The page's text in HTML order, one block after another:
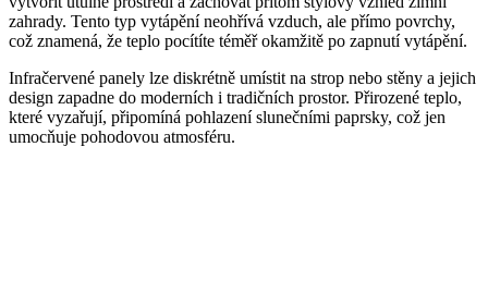
zahrady. Tento typ vytápění neohřívá vzduch, ale přímo povrchy,
což znamená, že teplo pocítíte téměř okamžitě po zapnutí vytápění.
Infračervené panely lze diskrétně umístit na strop nebo stěny a jejich
design zapadne do moderních i tradičních prostor. Přirozené teplo,
které vyzařují, připomíná pohlazení slunečními paprsky, což jen
umocňuje pohodovou atmosféru.